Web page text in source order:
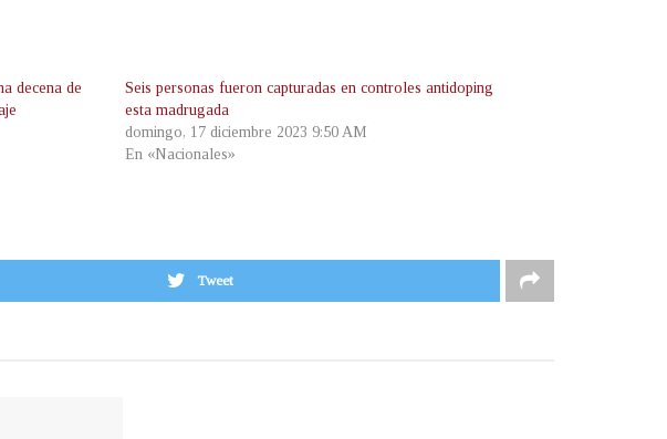
decena de
Seis personas fueron capturadas en controles antidoping
esta madrugada
domingo, 17 diciembre 2023 9:50 AM
En «Nacionales»
Tweet